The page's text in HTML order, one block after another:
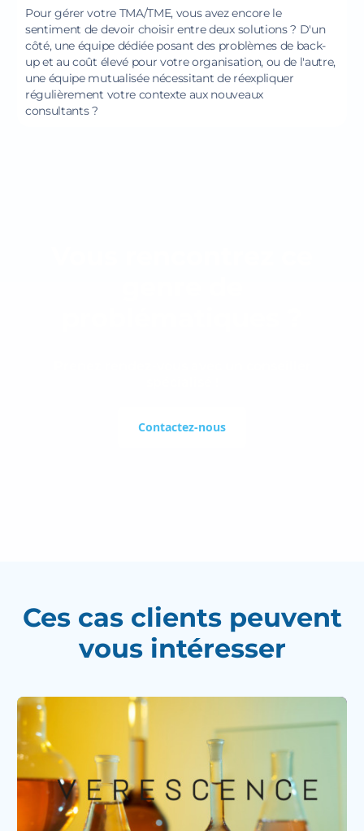
Pour gérer votre TMA/TME, vous avez encore le
sentiment de devoir choisir entre deux solutions ? D'un
côté, une équipe dédiée posant des problèmes de back-
up et au coût élevé pour votre organisation, ou de l'autre,
une équipe mutualisée nécessitant de réexpliquer
régulièrement votre contexte aux nouveaux
consultants ?
Contactez-nous
Ces cas clients peuvent
vous intéresser